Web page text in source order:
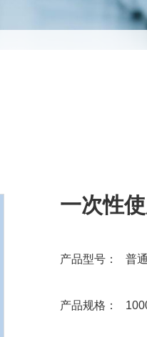
一次性
产品型号： 普
产品规格：